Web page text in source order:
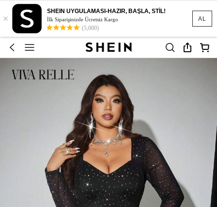
AL
×
SHEIN UYGULAMASI-HAZIR, BAŞLA, STİL!
İlk Siparişinizde Ücretsiz Kargo
(5,000)